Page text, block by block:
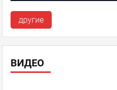
другие
ВИДЕО